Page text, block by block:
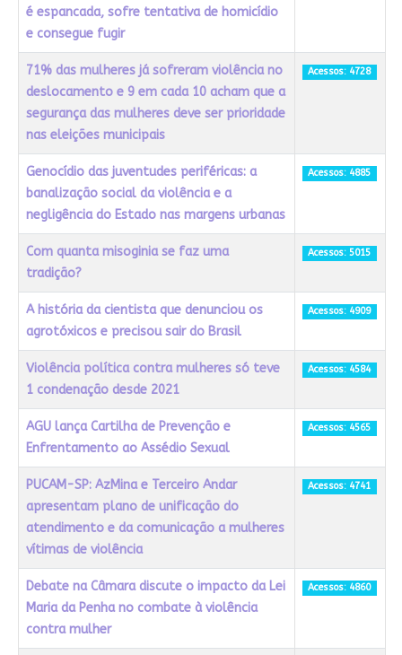
é espancada, sofre tentativa de homicídio
e consegue fugir
71% das mulheres já sofreram violência no
deslocamento e 9 em cada 10 acham que a
segurança das mulheres deve ser prioridade
nas eleições municipais
Acessos: 4728
Genocídio das juventudes periféricas: a
banalização social da violência e a
negligência do Estado nas margens urbanas
Acessos: 4885
Com quanta misoginia se faz uma
tradição?
Acessos: 5015
A história da cientista que denunciou os
agrotóxicos e precisou sair do Brasil
Acessos: 4909
Violência política contra mulheres só teve
1 condenação desde 2021
Acessos: 4584
AGU lança Cartilha de Prevenção e
Enfrentamento ao Assédio Sexual
Acessos: 4565
PUCAM-SP: AzMina e Terceiro Andar
apresentam plano de unificação do
atendimento e da comunicação a mulheres
vítimas de violência
Acessos: 4741
Debate na Câmara discute o impacto da Lei
Maria da Penha no combate à violência
contra mulher
Acessos: 4860